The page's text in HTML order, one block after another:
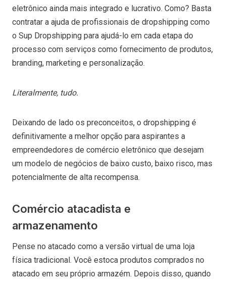
eletrônico ainda mais integrado e lucrativo. Como? Basta
contratar a ajuda de profissionais de dropshipping como
o Sup Dropshipping para ajudá-lo em cada etapa do
processo com serviços como fornecimento de produtos,
branding, marketing e personalização.
Literalmente, tudo.
Deixando de lado os preconceitos, o dropshipping é
definitivamente a melhor opção para aspirantes a
empreendedores de comércio eletrônico que desejam
um modelo de negócios de baixo custo, baixo risco, mas
potencialmente de alta recompensa.
Comércio atacadista e
armazenamento
Pense no atacado como a versão virtual de uma loja
física tradicional. Você estoca produtos comprados no
atacado em seu próprio armazém. Depois disso, quando